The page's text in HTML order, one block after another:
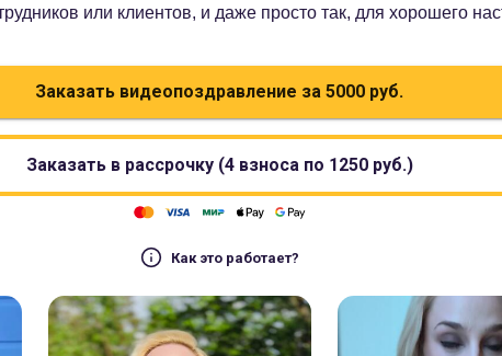
или клиентов, и даже просто так, для хорошего
Заказать видеопоздравление за 5000 руб.
Заказать в рассрочку (4 взноса по 1250руб.)
Как это работает?